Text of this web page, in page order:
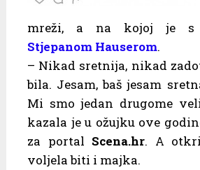
mreži, a na kojoj je s
Stjepanom Hauserom.
– Nikad sretnija, nikad
bila. Jesam, baš jesam
Mi smo jedan drugome
kazala je u ožujku ove
za portal Scena.hr. A
voljela biti i majka.